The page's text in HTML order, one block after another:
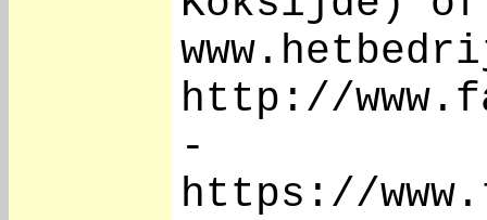
http://
-
https://